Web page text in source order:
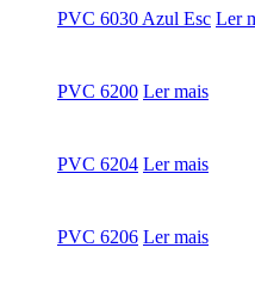
PVC 6030 Azul Esc Ler
PVC 6200 Ler mais
PVC 6204 Ler mais
PVC 6206 Ler mais